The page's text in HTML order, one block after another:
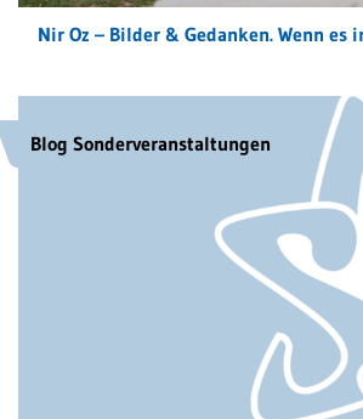
Nir Oz – Bilder & Gedanken. Wenn es
Blog Sonderveranstaltungen